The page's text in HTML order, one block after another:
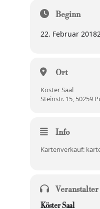
Beginn
22. Februar 2018
Ort
Köster Saal
Steinstr. 15, 50259
Info
Kartenverkauf:
Veranstalter
Köster Saal